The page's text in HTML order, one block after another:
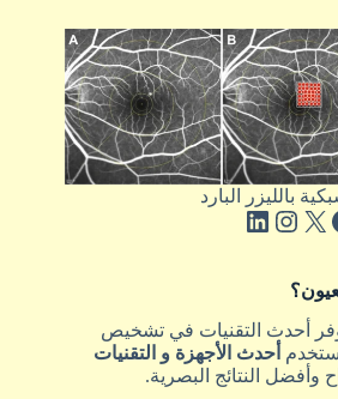
بالليزر البارد
أحدث التقنيات في تشخيص
أحدث الأجهزة و التقنيات
وأفضل النتائج البصرية.